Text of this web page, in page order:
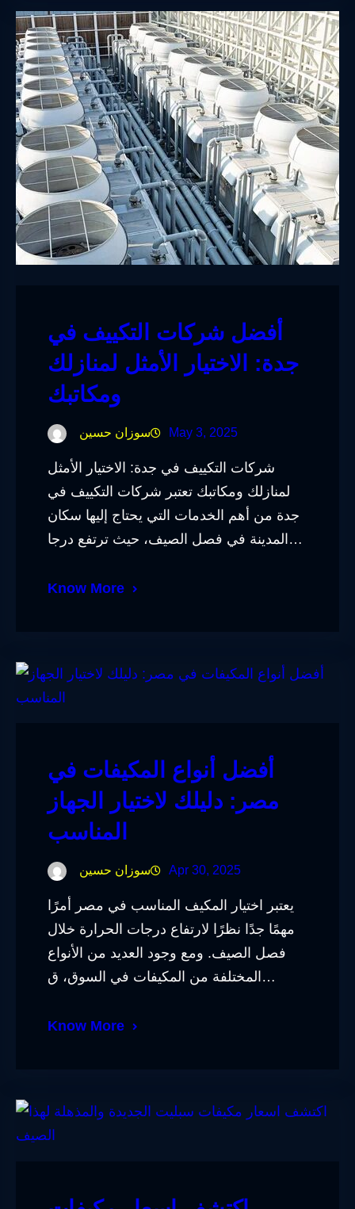
أفضل شركات التكييف في
جدة: الاختيار الأمثل لمنازلك
ومكاتبك
سوزان حسين May 3, 2025
شركات التكييف في جدة: الاختيار الأمثل
لمنازلك ومكاتبك تعتبر شركات التكييف في
جدة من أهم الخدمات التي يحتاج إليها سكان
المدينة في فصل الصيف، حيث ترتفع درجا…
Know More
أفضل أنواع المكيفات في
مصر: دليلك لاختيار الجهاز
المناسب
سوزان حسين Apr 30, 2025
يعتبر اختيار المكيف المناسب في مصر أمرًا
مهمًا جدًا نظرًا لارتفاع درجات الحرارة خلال
فصل الصيف. ومع وجود العديد من الأنواع
المختلفة من المكيفات في السوق، ق…
Know More